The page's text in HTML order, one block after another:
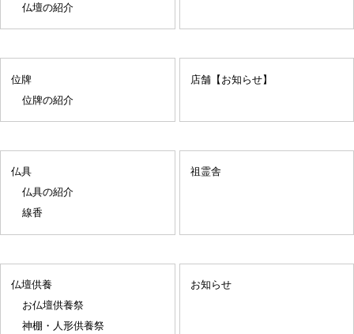
仏壇の紹介
位牌
位牌の紹介
店舗【お知らせ】
仏具
仏具の紹介
線香
祖霊舎
仏壇供養
お仏壇供養祭
神棚・人形供養祭
お知らせ